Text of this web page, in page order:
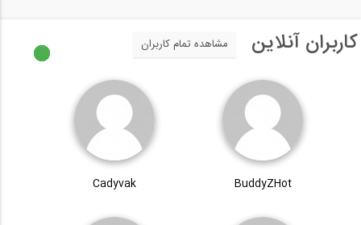
کاربران آنلاین مشاهده تمام کاربران
BuddyZHot
Cadyvak